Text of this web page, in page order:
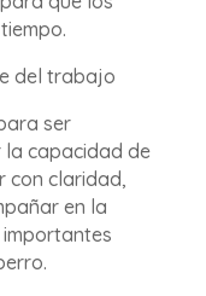
del trabajo
ser
capacidad de
con claridad,
en la